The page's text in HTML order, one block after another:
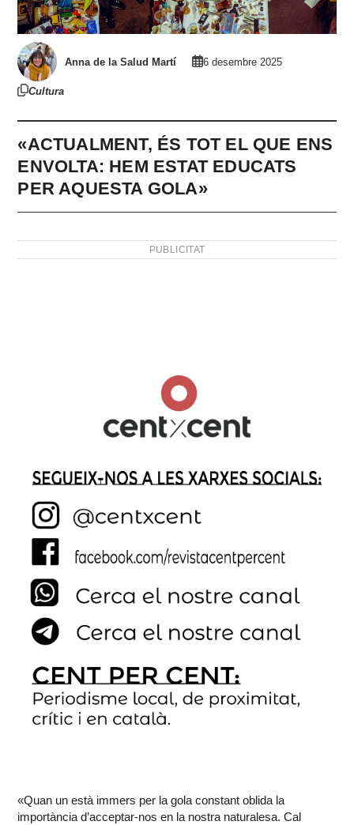
Anna de la Salud Martí 6 desembre 2025
Cultura
«ACTUALMENT, ÉS TOT EL QUE ENS
ENVOLTA: HEM ESTAT EDUCATS
PER AQUESTA GOLA»
PUBLICITAT
«Quan un està immers per la gola constant oblida la
importància d’acceptar-nos en la nostra naturalesa. Cal